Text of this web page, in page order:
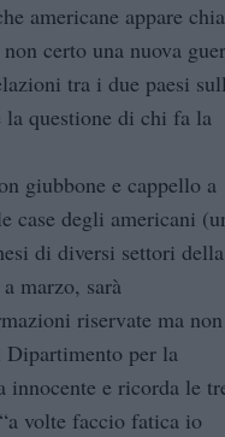
americane appare
certo una nuova
tra i due paesi
questione di chi fa la
giubbone e cappello a
case degli americani
di diversi settori della
marzo, sarà
riservate ma non
Dipartimento per la
e ricorda le
volte faccio fatica io